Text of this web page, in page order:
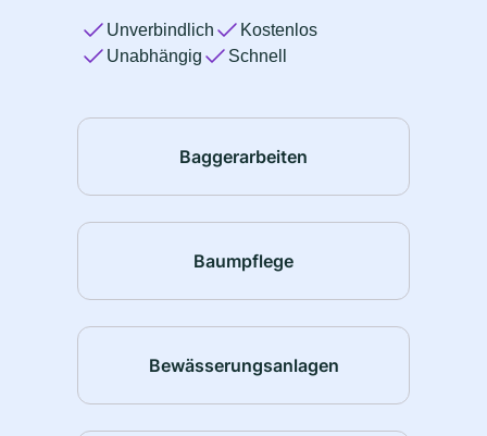
Unverbindlich
Kostenlos
Unabhängig
Schnell
Baggerarbeiten
Baumpflege
Bewässerungsanlagen